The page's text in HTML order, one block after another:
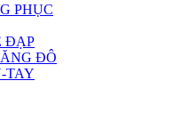
PHỤC
ĐẠP
ĐÔ
TAY